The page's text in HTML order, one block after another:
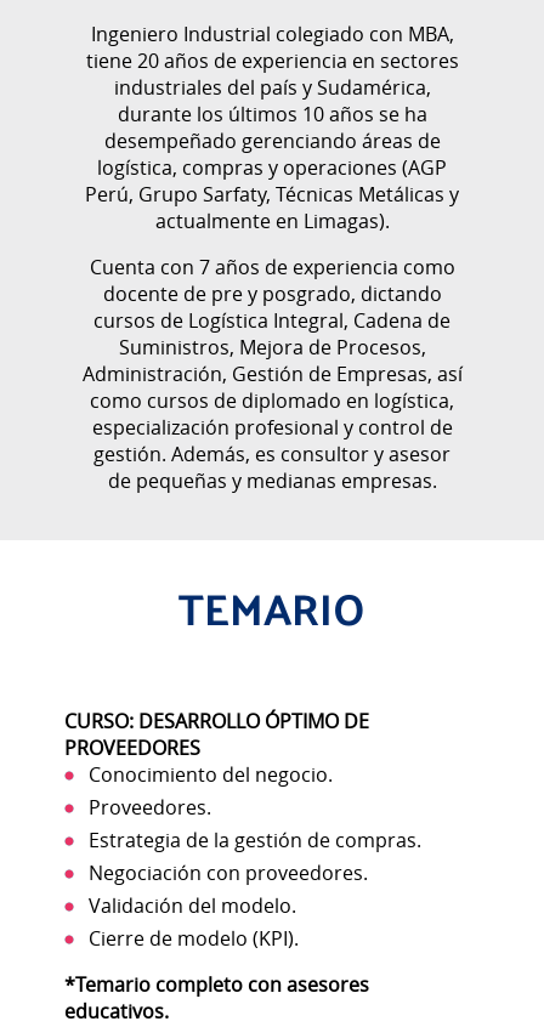
Ingeniero Industrial colegiado con MBA,
tiene 20 años de experiencia en sectores
industriales del país y Sudamérica,
durante los últimos 10 años se ha
desempeñado gerenciando áreas de
logística, compras y operaciones (AGP
Perú, Grupo Sarfaty, Técnicas Metálicas y
actualmente en Limagas).
Cuenta con 7 años de experiencia como
docente de pre y posgrado, dictando
cursos de Logística Integral, Cadena de
Suministros, Mejora de Procesos,
Administración, Gestión de Empresas, así
como cursos de diplomado en logística,
especialización profesional y control de
gestión. Además, es consultor y asesor
de pequeñas y medianas empresas.
TEMARIO
CURSO: DESARROLLO ÓPTIMO DE
PROVEEDORES
Conocimiento del negocio.
Proveedores.
Estrategia de la gestión de compras.
Negociación con proveedores.
Validación del modelo.
Cierre de modelo (KPI).
*Temario completo con asesores
educativos.